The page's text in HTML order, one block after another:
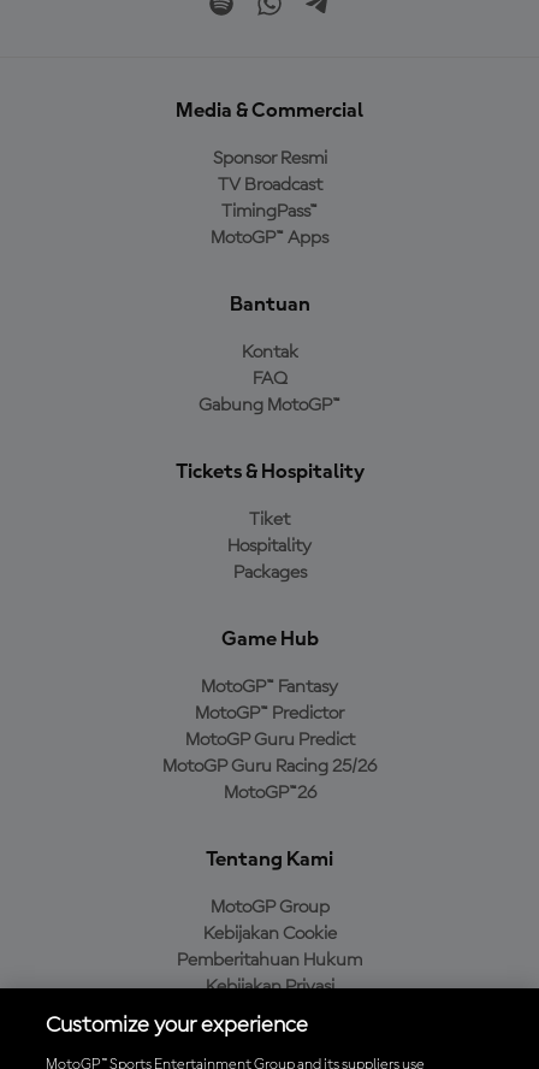
Media & Commercial
Sponsor Resmi
TV Broadcast
TimingPass™
MotoGP™ Apps
Bantuan
Kontak
FAQ
Gabung MotoGP™
Tickets & Hospitality
Tiket
Hospitality
Packages
Game Hub
MotoGP™ Fantasy
MotoGP™ Predictor
MotoGP Guru Predict
MotoGP Guru Racing 25/26
MotoGP™26
Tentang Kami
MotoGP Group
Kebijakan Cookie
Pemberitahuan Hukum
Kebijakan Privasi
Kebijakan Pembelian
Customize your experience
MotoGP™ Sports Entertainment Group and its suppliers use